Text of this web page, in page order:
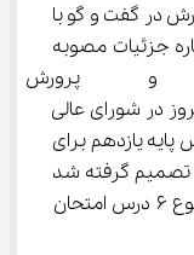
در گفت و گو با
جزئیات مصوبه
و پرورش
در شورای عالی
یازدهم برای
تصمیم گرفته شد
که دانش‌آموزان در پایه یازدهم در مجموع 6 درس امتحان